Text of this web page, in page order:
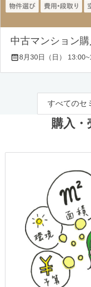
中古マンション
8月30日（日）
すべてのセ
購入・